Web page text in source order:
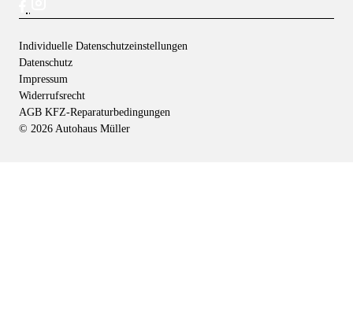
© 2026 Autohaus Müller
Individuelle Datenschutzeinstellungen
Datenschutz
Impressum
Widerrufsrecht
AGB KFZ-Reparaturbedingungen